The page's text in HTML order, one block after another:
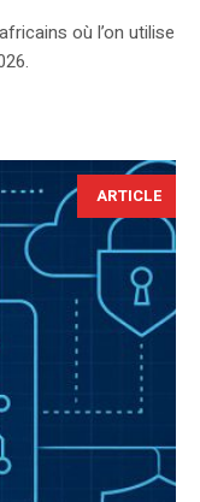
où l’on utilise
ARTICLE